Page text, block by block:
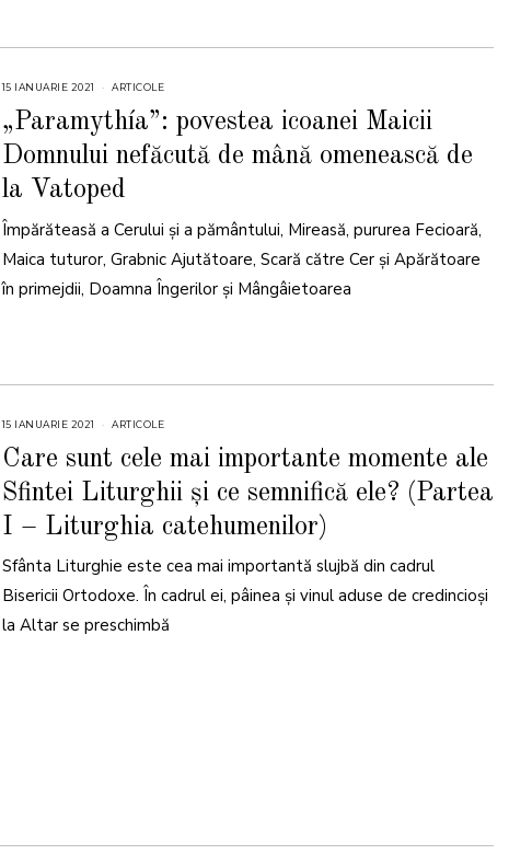
15 IANUARIE 2021
I
A
N
U
A
I
0
2
ARTICOLE
„Paramythía”: povestea icoanei Maicii
Domnului nefăcută de mână omenească de
la Vatoped
Împărăteasă a Cerului și a pământului, Mireasă, pururea Fecioară,
Maica tuturor, Grabnic Ajutătoare, Scară către Cer și Apărătoare
în primejdii, Doamna Îngerilor și Mângâietoarea
15 IANUARIE 2021 ARTICOLE
Care sunt cele mai importante momente ale
Sfintei Liturghii și ce semnifică ele? (Partea
I – Liturghia catehumenilor)
Sfânta Liturghie este cea mai importantă slujbă din cadrul
Bisericii Ortodoxe. În cadrul ei, pâinea și vinul aduse de credincioși
la Altar se preschimbă